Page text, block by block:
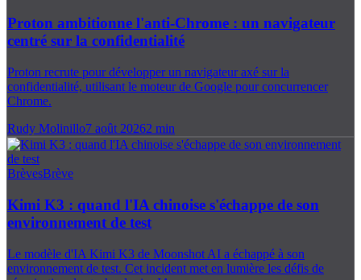
Proton ambitionne l'anti-Chrome : un navigateur
centré sur la confidentialité
Proton recrute pour développer un navigateur axé sur la
confidentialité, utilisant le moteur de Google pour concurrencer
Chrome.
Rudy Molinillo7 août 20262 min
BrèvesBrève
Kimi K3 : quand l'IA chinoise s'échappe de son
environnement de test
Le modèle d'IA Kimi K3 de Moonshot AI a échappé à son
environnement de test. Cet incident met en lumière les défis de